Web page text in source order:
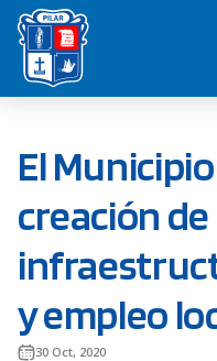
Saltar
contenido
El
creación de
y empleo
30 Oct, 2020